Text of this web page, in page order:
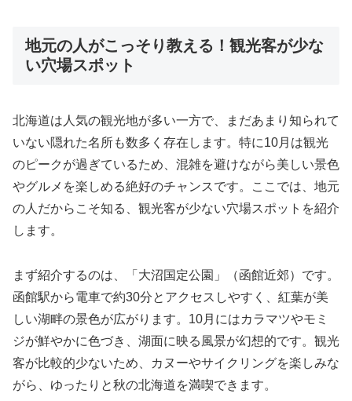
地元の人がこっそり教える！観光客が少な
い穴場スポット
北海道は人気の観光地が多い一方で、まだあまり知られて
いない隠れた名所も数多く存在します。特に10月は観光
のピークが過ぎているため、混雑を避けながら美しい景色
やグルメを楽しめる絶好のチャンスです。ここでは、地元
の人だからこそ知る、観光客が少ない穴場スポットを紹介
します。
まず紹介するのは、「大沼国定公園」（函館近郊）です。
函館駅から電車で約30分とアクセスしやすく、紅葉が美
しい湖畔の景色が広がります。10月にはカラマツやモミ
ジが鮮やかに色づき、湖面に映る風景が幻想的です。観光
客が比較的少ないため、カヌーやサイクリングを楽しみな
がら、ゆったりと秋の北海道を満喫できます。